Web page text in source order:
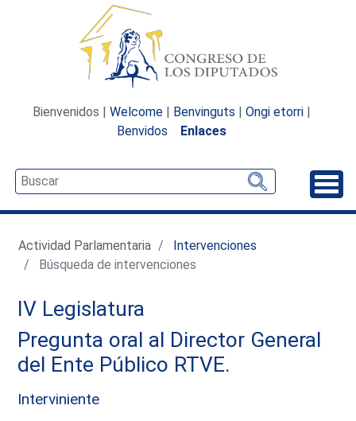
Bienvenidos | Welcome | Benvinguts | Ongi etorri |
Benvidos
Enlaces
Actividad Parlamentaria
Intervenciones
Búsqueda de intervenciones
IV Legislatura
Pregunta oral al Director General
del Ente Público RTVE.
Interviniente